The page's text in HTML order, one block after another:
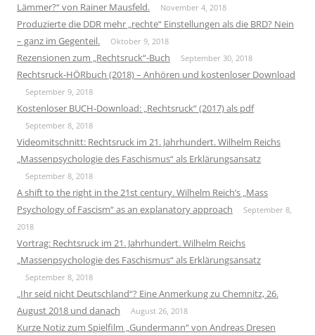
Lämmer?“ von Rainer Mausfeld.
November 4, 2018
Produzierte die DDR mehr „rechte“ Einstellungen als die BRD? Nein
– ganz im Gegenteil.
Oktober 9, 2018
Rezensionen zum „Rechtsruck“-Buch September 30, 2018
Rechtsruck-HÖRbuch (2018) – Anhören und kostenloser Download
September 9, 2018
Kostenloser BUCH-Download: „Rechtsruck“ (2017) als pdf
September 8, 2018
Videomitschnitt: Rechtsruck im 21. Jahrhundert. Wilhelm Reichs
„Massenpsychologie des Faschismus“ als Erklärungsansatz
September 8, 2018
A shift to the right in the 21st century. Wilhelm Reich’s „Mass
Psychology of Fascism“ as an explanatory approach
September 8,
2018
Vortrag: Rechtsruck im 21. Jahrhundert. Wilhelm Reichs
„Massenpsychologie des Faschismus“ als Erklärungsansatz
September 8, 2018
„Ihr seid nicht Deutschland“? Eine Anmerkung zu Chemnitz, 26.
August 2018 und danach
August 26, 2018
Kurze Notiz zum Spielfilm „Gundermann“ von Andreas Dresen